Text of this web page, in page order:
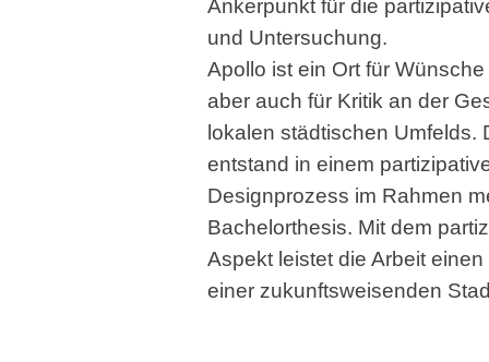
Ankerpunkt für die
und Untersuchung.
Apollo ist ein Ort für
aber auch für Kritik an der
lokalen städtischen Umfelds.
entstand in einem
Designprozess im Rahmen
Bachelorthesis. Mit dem
Aspekt leistet die Arbeit
einer zukunftsweisenden